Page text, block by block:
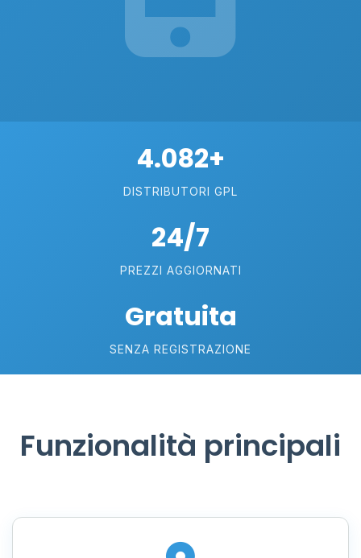
4.082+
DISTRIBUTORI GPL
24/7
PREZZI AGGIORNATI
Gratuita
SENZA REGISTRAZIONE
Funzionalità principali